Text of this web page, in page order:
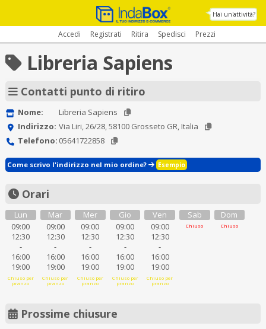
Hai un'attività?
Accedi Registrati Ritira Spedisci Prezzi
Libreria Sapiens
Contatti punto di ritiro
Nome:
Libreria Sapiens
Indirizzo: Via Liri, 26/28, 58100 Grosseto GR, Italia
Telefono: 05641722858
Come scrivo l'indirizzo nel mio ordine? Esempio
Orari
Lun
09:00
12:30
-
16:00
19:00
Chiuso per
pranzo
Mar
09:00
12:30
-
16:00
19:00
Chiuso per
pranzo
Mer
09:00
12:30
-
16:00
19:00
Chiuso per
pranzo
Gio
09:00
12:30
-
16:00
19:00
Chiuso per
pranzo
Ven
09:00
12:30
-
16:00
19:00
Chiuso per
pranzo
Sab
Chiuso
Dom
Chiuso
Prossime chiusure